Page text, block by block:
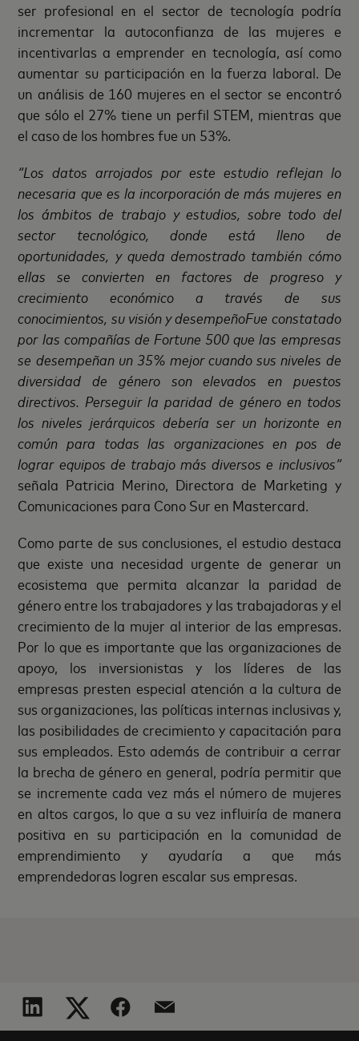
ser profesional en el sector de tecnología podría
incrementar la autoconfianza de las mujeres e
incentivarlas a emprender en tecnología, así como
aumentar su participación en la fuerza laboral. De
un análisis de 160 mujeres en el sector se encontró
que sólo el 27% tiene un perfil STEM, mientras que
el caso de los hombres fue un 53%.
“Los datos arrojados por este estudio reflejan lo
necesaria que es la incorporación de más mujeres en
los ámbitos de trabajo y estudios, sobre todo del
sector tecnológico, donde está lleno de
oportunidades, y queda demostrado también cómo
ellas se convierten en factores de progreso y
crecimiento económico a través de sus
conocimientos, su visión y desempeñoFue constatado
por las compañías de Fortune 500 que las empresas
se desempeñan un 35% mejor cuando sus niveles de
diversidad de género son elevados en puestos
directivos. Perseguir la paridad de género en todos
los niveles jerárquicos debería ser un horizonte en
común para todas las organizaciones en pos de
lograr equipos de trabajo más diversos e inclusivos”
señala Patricia Merino, Directora de Marketing y
Comunicaciones para Cono Sur en Mastercard.
Como parte de sus conclusiones, el estudio destaca
que existe una necesidad urgente de generar un
ecosistema que permita alcanzar la paridad de
género entre los trabajadores y las trabajadoras y el
crecimiento de la mujer al interior de las empresas.
Por lo que es importante que las organizaciones de
apoyo, los inversionistas y los líderes de las
empresas presten especial atención a la cultura de
sus organizaciones, las políticas internas inclusivas y,
las posibilidades de crecimiento y capacitación para
sus empleados. Esto además de contribuir a cerrar
la brecha de género en general, podría permitir que
se incremente cada vez más el número de mujeres
en altos cargos, lo que a su vez influiría de manera
positiva en su participación en la comunidad de
emprendimiento y ayudaría a que más
emprendedoras logren escalar sus empresas.